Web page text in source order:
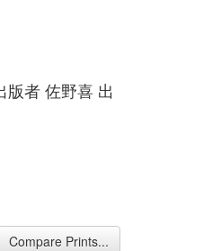
版者 佐野喜 出
Compare Prints...